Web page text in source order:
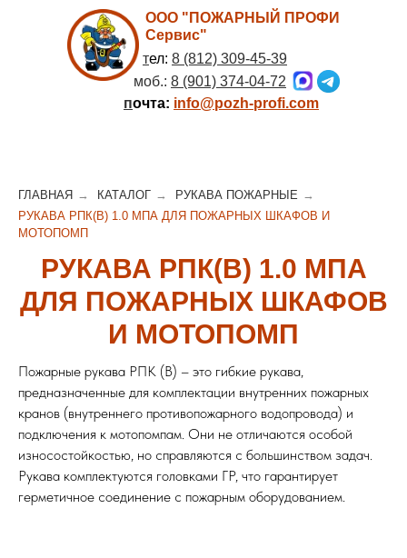
ООО "ПОЖАРНЫЙ ПРОФИ
Сервис"
почта: info@pozh-profi.com
тел: 8 (812) 309-45-39
моб.: 8 (901) 374-04-72
ГЛАВНАЯ → КАТАЛОГ → РУКАВА ПОЖАРНЫЕ →
РУКАВА РПК(В) 1.0 МПА ДЛЯ ПОЖАРНЫХ ШКАФОВ И
МОТОПОМП
РУКАВА РПК(В) 1.0 МПА
ДЛЯ ПОЖАРНЫХ ШКАФОВ
И МОТОПОМП
Пожарные рукава РПК (В) – это гибкие рукава,
предназначенные для комплектации внутренних пожарных
кранов (внутреннего противопожарного водопровода) и
подключения к мотопомпам. Они не отличаются особой
износостойкостью, но справляются с большинством задач.
Рукава комплектуются головками ГР, что гарантирует
герметичное соединение с пожарным оборудованием.